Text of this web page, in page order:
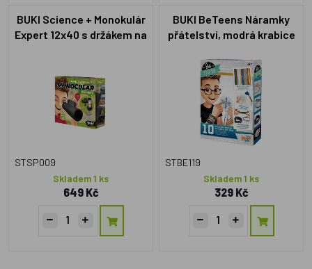
BUKI Science + Monokulár
Expert 12x40 s držákem na
STSP009
Skladem 1 ks
649 Kč
BUKI BeTeens Náramky
přátelství, modrá krabice
STBE119
Skladem 1 ks
329 Kč